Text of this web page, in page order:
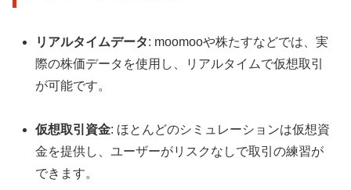
リアルタイムデータ: moomooや株たすなどでは、実
際の株価データを使用し、リアルタイムで仮想取引
が可能です。
仮想取引資金: ほとんどのシミュレーションは仮想資
金を提供し、ユーザーがリスクなしで取引の練習が
できます。